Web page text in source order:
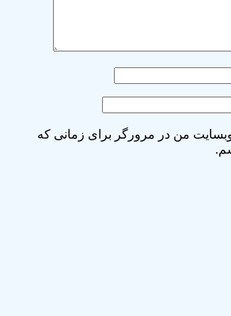
وبسایت من در مرورگر برای زمانی که